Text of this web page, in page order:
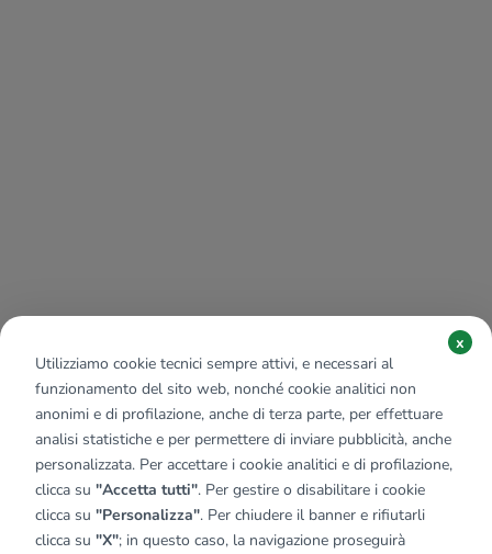
Utilizziamo cookie tecnici sempre attivi, e necessari al
funzionamento del sito web, nonché cookie analitici non
anonimi e di profilazione, anche di terza parte, per effettuare
analisi statistiche e per permettere di inviare pubblicità, anche
personalizzata. Per accettare i cookie analitici e di profilazione,
clicca su "Accetta tutti". Per gestire o disabilitare i cookie
clicca su "Personalizza". Per chiudere il banner e rifiutarli
clicca su "X"; in questo caso, la navigazione proseguirà
x